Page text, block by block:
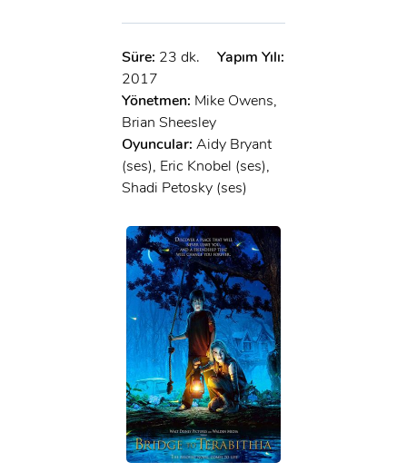
Süre: 23 dk.
Yapım Yılı:
2017
Yönetmen: Mike Owens,
Brian Sheesley
Oyuncular: Aidy Bryant
(ses), Eric Knobel (ses),
Shadi Petosky (ses)